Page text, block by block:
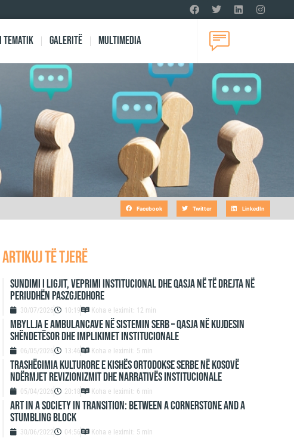
Tematik Galeritë Multimedia
Facebook Twitter LinkedIn
artikuj të tjerë
Sundimi i ligjit, veprimi institucional dhe qasja në të drejta në
periudhën paszgjedhore
30/07/2026 10:19 Koha e leximit: 12 min
Mbyllja e ambulancave në sistemin serb – qasja në kujdesin
shëndetësor dhe implikimet institucionale
06/05/2026 13:46 Koha e leximit: 5 min
Trashëgimia kulturore e Kishës Ortodokse Serbe në Kosovë
ndërmjet revizionizmit dhe narrativës institucionale
05/04/2026 20:18 Koha e leximit: 6 min
ART IN A SOCIETY IN TRANSITION: BETWEEN A CORNERSTONE AND A
STUMBLING BLOCK
30/06/2022 04:56 Koha e leximit: 5 min